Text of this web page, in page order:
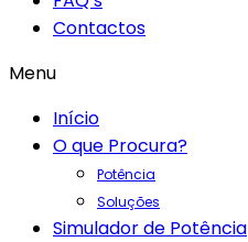
Contactos
Menu
Início
O que Procura?
Potência
Soluções
Simulador de Potência